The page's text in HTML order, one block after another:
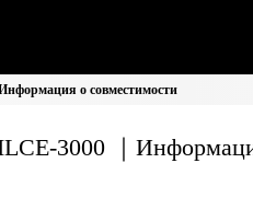
о совместимости
3000 ｜